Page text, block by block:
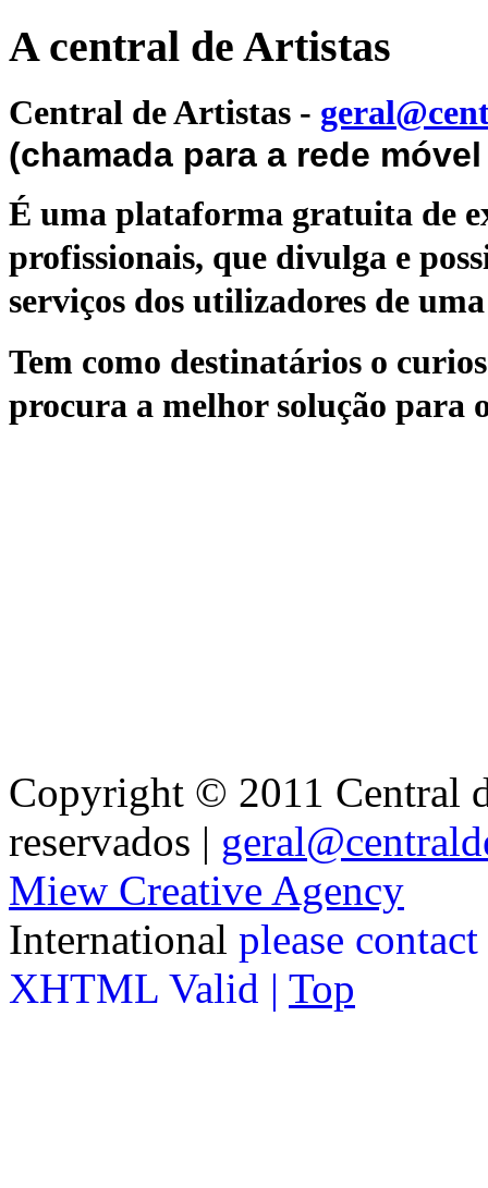
A central de Artistas
Central de Artistas -
(chamada para a rede
É uma plataforma gratuita de
profissionais, que divulga e
serviços dos utilizadores de
Tem como destinatários o
procura a melhor solução para
Copyright © 2011 Central
reservados |
Miew Creative Agency
International please
XHTML Valid | Top